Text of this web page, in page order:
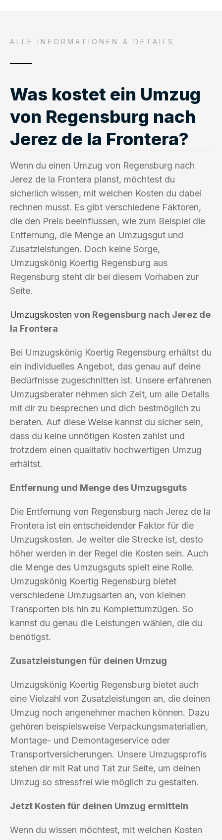
ALLE INFORMATIONEN & DETAILS
Was kostet ein Umzug
von Regensburg nach
Jerez de la Frontera?
Wenn du einen Umzug von Regensburg nach
Jerez de la Frontera planst, möchtest du
sicherlich wissen, mit welchen Kosten du dabei
rechnen musst. Es gibt verschiedene Faktoren,
die den Preis beeinflussen, wie zum Beispiel die
Entfernung, die Menge an Umzugsgut und
Zusatzleistungen. Doch keine Sorge,
Umzugskönig Koertig Regensburg aus
Regensburg steht dir bei diesem Vorhaben zur
Seite.
Umzugskosten von Regensburg nach Jerez de
la Frontera
Bei Umzugskönig Koertig Regensburg erhältst du
ein individuelles Angebot, das genau auf deine
Bedürfnisse zugeschnitten ist. Unsere erfahrenen
Umzugsberater nehmen sich Zeit, um alle Details
mit dir zu besprechen und dich bestmöglich zu
beraten. Auf diese Weise kannst du sicher sein,
dass du keine unnötigen Kosten zahlst und
trotzdem einen qualitativ hochwertigen Umzug
erhältst.
Entfernung und Menge des Umzugsguts
Die Entfernung von Regensburg nach Jerez de la
Frontera ist ein entscheidender Faktor für die
Umzugskosten. Je weiter die Strecke ist, desto
höher werden in der Regel die Kosten sein. Auch
die Menge des Umzugsguts spielt eine Rolle.
Umzugskönig Koertig Regensburg bietet
verschiedene Umzugsarten an, von kleinen
Transporten bis hin zu Komplettumzügen. So
kannst du genau die Leistungen wählen, die du
benötigst.
Zusatzleistungen für deinen Umzug
Umzugskönig Koertig Regensburg bietet auch
eine Vielzahl von Zusatzleistungen an, die deinen
Umzug noch angenehmer machen können. Dazu
gehören beispielsweise Verpackungsmaterialien,
Montage- und Demontageservice oder
Transportversicherungen. Unsere Umzugsprofis
stehen dir mit Rat und Tat zur Seite, um deinen
Umzug so stressfrei wie möglich zu gestalten.
Jetzt Kosten für deinen Umzug ermitteln
Wenn du wissen möchtest, mit welchen Kosten